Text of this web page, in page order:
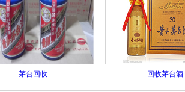
茅台回收 回收茅台酒